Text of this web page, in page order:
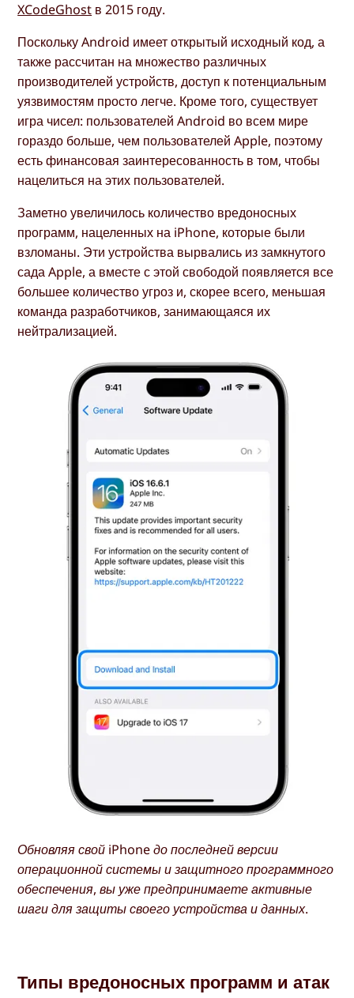
XCodeGhost в 2015 году.
Поскольку Android имеет открытый исходный код, а
также рассчитан на множество различных
производителей устройств, доступ к потенциальным
уязвимостям просто легче. Кроме того, существует
игра чисел: пользователей Android во всем мире
гораздо больше, чем пользователей Apple, поэтому
есть финансовая заинтересованность в том, чтобы
нацелиться на этих пользователей.
Заметно увеличилось количество вредоносных
программ, нацеленных на iPhone, которые были
взломаны. Эти устройства вырвались из замкнутого
сада Apple, а вместе с этой свободой появляется все
большее количество угроз и, скорее всего, меньшая
команда разработчиков, занимающаяся их
нейтрализацией.
Обновляя свой iPhone до последней версии
операционной системы и защитного программного
обеспечения, вы уже предпринимаете активные
шаги для защиты своего устройства и данных.
Типы вредоносных программ и атак